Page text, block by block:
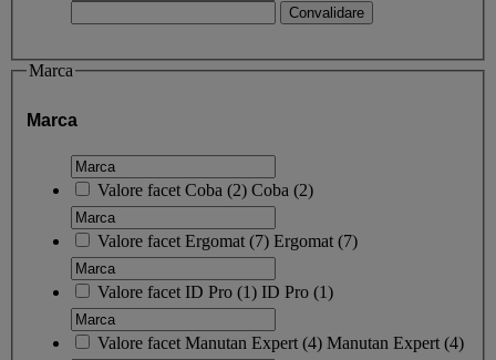
Marca
Marca
Valore facet Coba (2) Coba (2)
Valore facet Ergomat (7) Ergomat (7)
Valore facet ID Pro (1) ID Pro (1)
Valore facet Manutan Expert (4) Manutan Expert (4)